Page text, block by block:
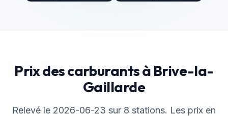
Prix des carburants à Brive-la-
Gaillarde
Relevé le 2026-06-23 sur 8 stations. Les prix en